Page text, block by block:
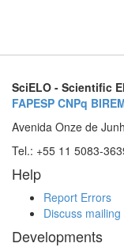
SciELO - Scientific
FAPESP CNPq
Avenida Onze de
Tel.: +55 11 5083-
Help
Report Errors
Discuss mailing
Developments